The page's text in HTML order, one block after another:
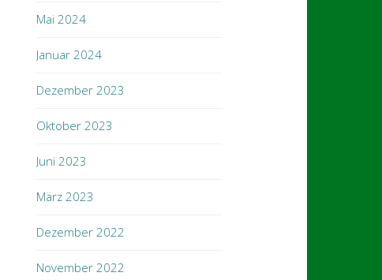
Mai 2024
Januar 2024
Dezember 2023
Oktober 2023
Juni 2023
März 2023
Dezember 2022
November 2022